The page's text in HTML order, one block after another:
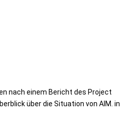
nach einem Bericht des Project
über die Situation von AIM. in